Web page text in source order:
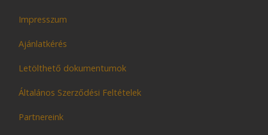
Impresszum
Ajánlatkérés
Letölthető dokumentumok
Általános Szerződési Feltételek
Partnereink